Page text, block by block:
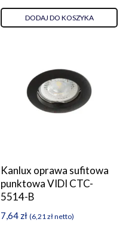
DODAJ DO KOSZYKA
Kanlux oprawa sufitowa
punktowa VIDI CTC-
5514-B
7,64 zł (6,21złnetto)